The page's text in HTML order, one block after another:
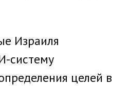
Израиля
систему
целей в